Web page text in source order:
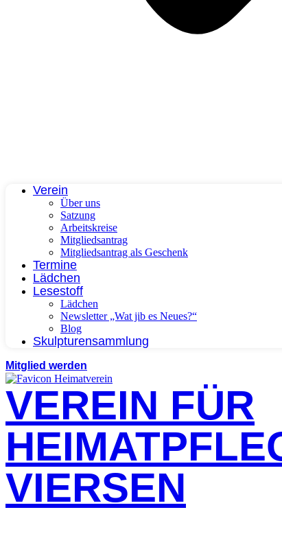
Verein
Über uns
Satzung
Arbeitskreise
Mitgliedsantrag
Mitgliedsantrag als Geschenk
Termine
Lädchen
Lesestoff
Lädchen
Newsletter „Wat jib es Neues?“
Blog
Skulpturensammlung
Mitglied werden
VEREIN FÜR
VIERSEN